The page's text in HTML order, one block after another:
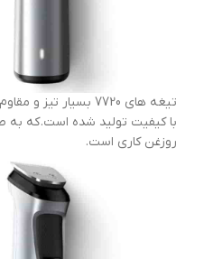
تیغه های 7720 بسیار
با کیفیت تولید شده است. که به
روزغن کاری است.